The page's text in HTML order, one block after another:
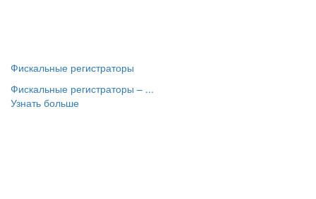
Фискальные регистраторы
Фискальные регистраторы – ...
Узнать больше